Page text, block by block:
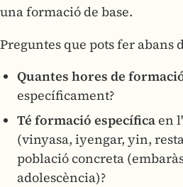
una formació de base.
Preguntes que pots fer abans
Quantes hores de
específicament?
Té formació específicaen
(vinyasa, iyengar, yin,
població concreta
adolescència)?